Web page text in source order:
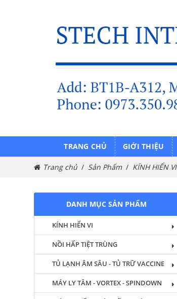
TRANG CHỦ GIỚI THIỆU
Trang chủ Sản Phẩm KÍNH HIỂN VI
DANH MỤC SẢN PHẨM
KÍNH HIỂN VI
NỒI HẤP TIỆT TRÙNG
TỦ LẠNH ÂM SÂU - TỦ TRỮ VACCINE
MÁY LY TÂM - VORTEX - SPINDOWN